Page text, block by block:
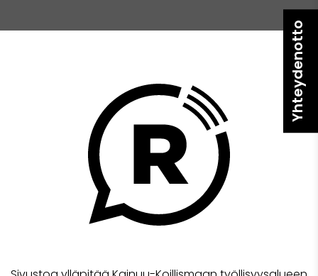
Yhteydenotto